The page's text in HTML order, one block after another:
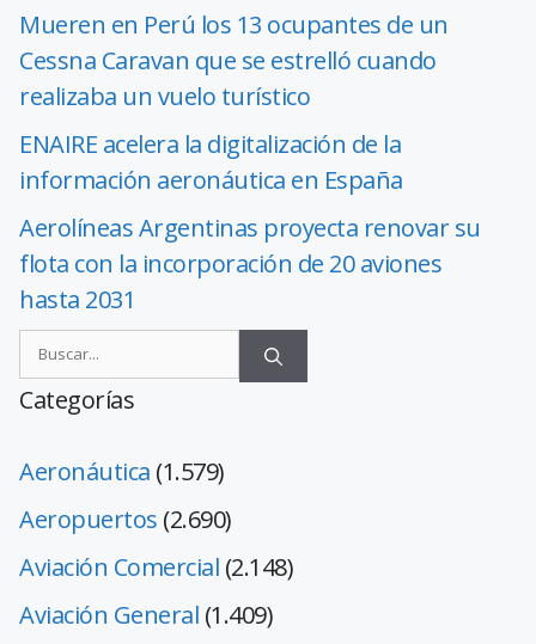
Mueren en Perú los 13 ocupantes de un
Cessna Caravan que se estrelló cuando
realizaba un vuelo turístico
ENAIRE acelera la digitalización de la
información aeronáutica en España
Aerolíneas Argentinas proyecta renovar su
flota con la incorporación de 20 aviones
hasta 2031
Categorías
Aeronáutica (1.579)
Aeropuertos (2.690)
Aviación Comercial (2.148)
Aviación General (1.409)